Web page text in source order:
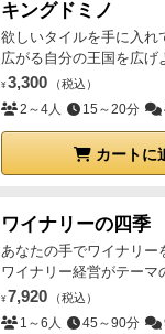
キングドミノ
欲しいタイルを手に入れ
広がる自分の王国を広げ
¥ 3,300 （税込）
2～4人 15～20分
カートに
ワイナリーの四季
あなたの手でワイナリー
ワイナリー経営がテーマ
¥ 7,920 （税込）
1～6人 45～90分